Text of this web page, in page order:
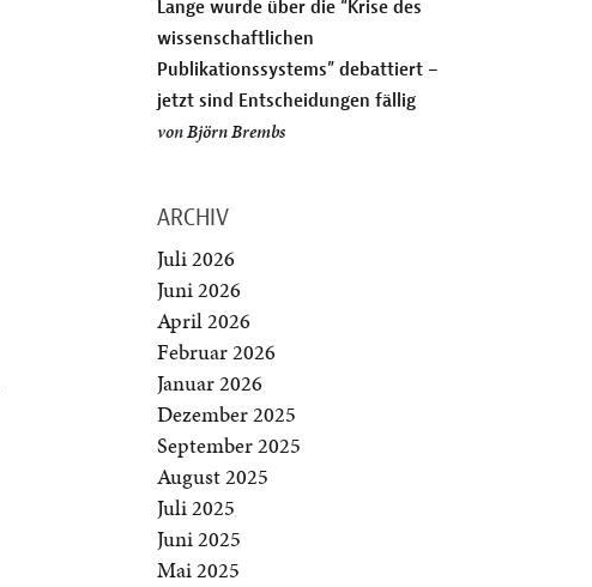
Lange wurde über die “Krise des
wissenschaftlichen
Publikationssystems” debattiert –
jetzt sind Entscheidungen fällig
vonBjörn Brembs
ARCHIV
Juli 2026
Juni 2026
April 2026
Februar 2026
Januar 2026
Dezember 2025
September 2025
August 2025
Juli 2025
Juni 2025
Mai 2025